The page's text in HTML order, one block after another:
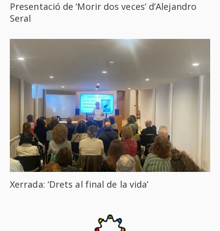
Presentació de ‘Morir dos veces’ d’Alejandro
Seral
Xerrada: ‘Drets al final de la vida’